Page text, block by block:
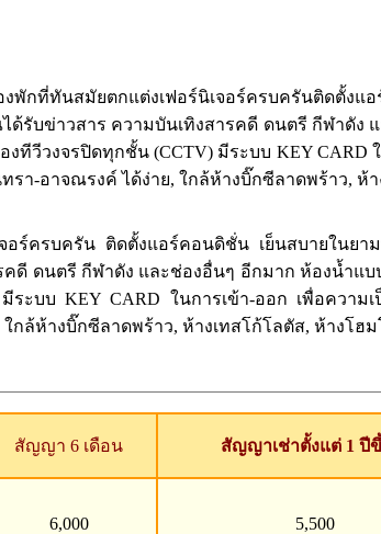
กที่ทันสมัยตกแต่งเฟอร์นิเจอร์ครบครันติดตั้ง
ณได้รับข่าวสาร ความบันเทิงสารคดี ดนตรี กีฬ
วีวงจรปิดทุกชั้น (CCTV) มีระบบ KEY
า-อาจณรงค์ ได้ง่าย, ใกล้ห้างบิ๊กซีลาดพร้าว, ห้
ครบครัน ติดตั้งแอร์คอนดิชั่น เย็นสบายในยาม
ดี ดนตรี กีฬาดัง และช่องอื่นๆ อีกมาก ห้องน้ำ
ะบบ KEY CARD ในการเข้า-ออก เพื่อคว
ล้ห้างบิ๊กซีลาดพร้าว, ห้างเทสโก้โลตัส, ห้างโฮ
สัญญา 6 เดือน สัญญาเช่าตั้งแต่ 1 ปี
6,000 5,500